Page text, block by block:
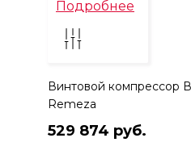
Подробнее
Винтовой компрессор
Remeza
529 874 руб.